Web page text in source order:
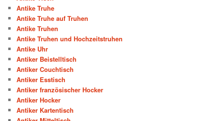
Antike Truhe
Antike Truhe auf Truhen
Antike Truhen
Antike Truhen und Hochzeitstruhen
Antike Uhr
Antiker Beistelltisch
Antiker Couchtisch
Antiker Esstisch
Antiker französischer Hocker
Antiker Hocker
Antiker Kartentisch